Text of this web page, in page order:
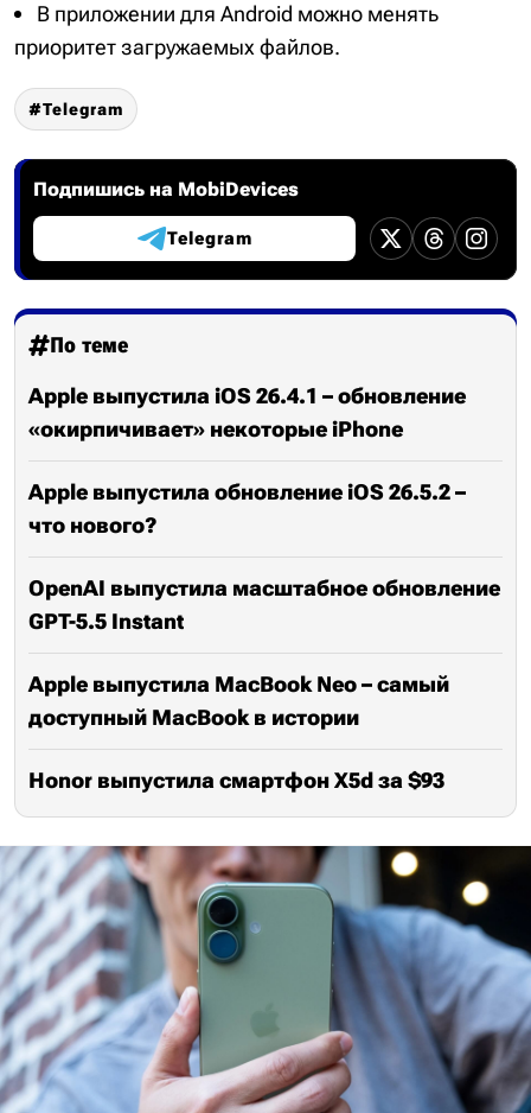
В приложении для Android можно менять
приоритет загружаемых файлов.
Telegram
Подпишись на MobiDevices
Telegram
По теме
Apple выпустила iOS 26.4.1 – обновление
«окирпичивает» некоторые iPhone
Apple выпустила обновление iOS 26.5.2 –
что нового?
OpenAI выпустила масштабное обновление
GPT-5.5 Instant
Apple выпустила MacBook Neo – самый
доступный MacBook в истории
Honor выпустила смартфон X5d за $93